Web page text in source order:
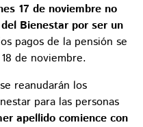
17 de noviembre no
Bienestar por ser un
pagos de la pensión se
de noviembre.
reanudarán los
para las personas
apellido comience con